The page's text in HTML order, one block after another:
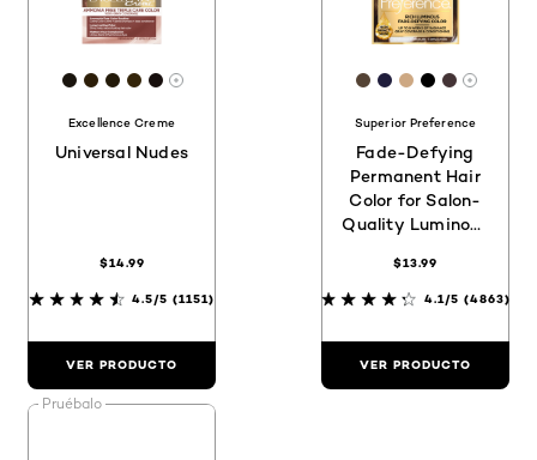
[Color]: #1A150E
[Color]: #2C1E09
[Color]: #231A09
[Color]: #34250A
[Color]: #170F0D
Hay más tonos disponibles
Excellence Creme
Universal Nudes
$14.99
4.5/5 (1151)
VER PRODUCTO
[Color]: #544335
[Color]: #1f1d3b
[Color]:
[Color]:
[Color]:
Hay
Superior Preference
Fade-Defying
Permanent Hair
Color for Salon-
Quality Luminous
$13.99
4.1/5 (4863)
VER PRODUCTO
Pruébalo